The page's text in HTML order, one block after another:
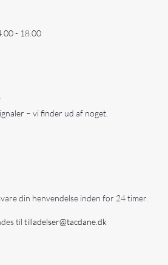
- 18.00
– vi finder ud af noget.
din henvendelse inden for 24 timer.
til tilladelser@tacdane.dk